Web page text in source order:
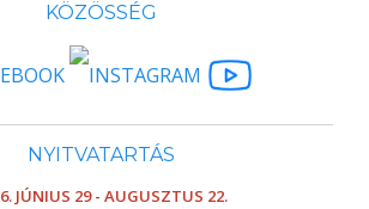
KÖZÖSSÉG
NYITVATARTÁS
JÚNIUS 29 - AUGUSZTUS 22.